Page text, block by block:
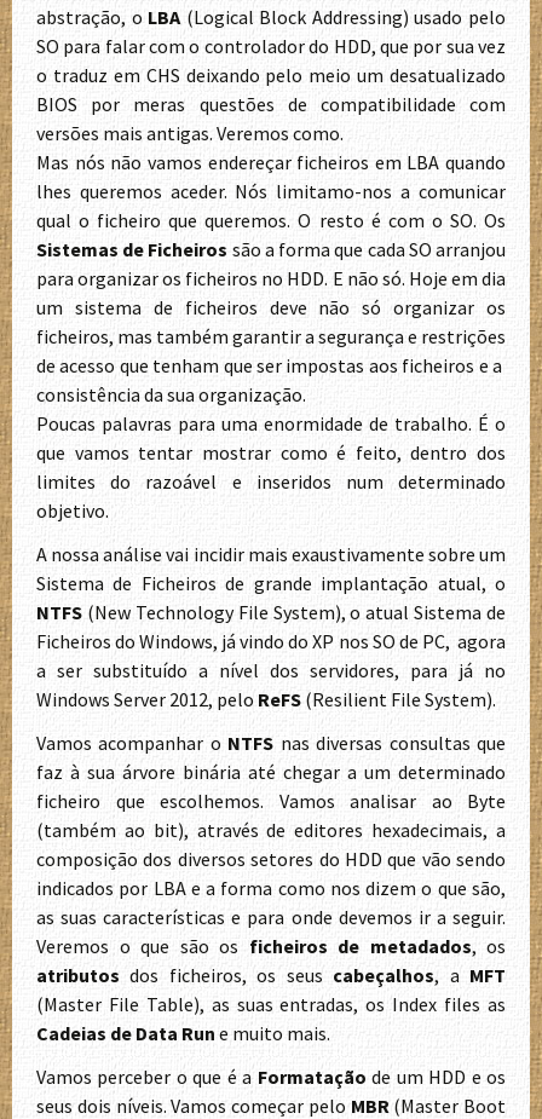
abstração, o LBA (Logical Block Addressing) usado pelo
SO para falar com o controlador do HDD, que por sua vez
o traduz em CHS deixando pelo meio um desatualizado
BIOS por meras questões de compatibilidade com
versões mais antigas. Veremos como.
Mas nós não vamos endereçar ficheiros em LBA quando
lhes queremos aceder. Nós limitamo-nos a comunicar
qual o ficheiro que queremos. O resto é com o SO. Os
Sistemas de Ficheiros são a forma que cada SO arranjou
para organizar os ficheiros no HDD. E não só. Hoje em dia
um sistema de ficheiros deve não só organizar os
ficheiros, mas também garantir a segurança e restrições
de acesso que tenham que ser impostas aos ficheiros e a
consistência da sua organização.
Poucas palavras para uma enormidade de trabalho. É o
que vamos tentar mostrar como é feito, dentro dos
limites do razoável e inseridos num determinado
objetivo.
A nossa análise vai incidir mais exaustivamente sobre um
Sistema de Ficheiros de grande implantação atual, o
NTFS (New Technology File System), o atual Sistema de
Ficheiros do Windows, já vindo do XP nos SO de PC, agora
a ser substituído a nível dos servidores, para já no
Windows Server 2012, peloReFS (Resilient File System).
Vamos acompanhar o NTFS nas diversas consultas que
faz à sua árvore binária até chegar a um determinado
ficheiro que escolhemos. Vamos analisar ao Byte
(também ao bit), através de editores hexadecimais, a
composição dos diversos setores do HDD que vão sendo
indicados por LBA e a forma como nos dizem o que são,
as suas características e para onde devemos ir a seguir.
Veremos o que são os ficheiros de metadados, os
atributos dos ficheiros, os seus cabeçalhos, a MFT
(Master File Table), as suas entradas, os Index files as
Cadeias de Data Run e muito mais.
Vamos perceber o que é a Formatação de um HDD e os
seus dois níveis. Vamos começar pelo MBR(Master Boot